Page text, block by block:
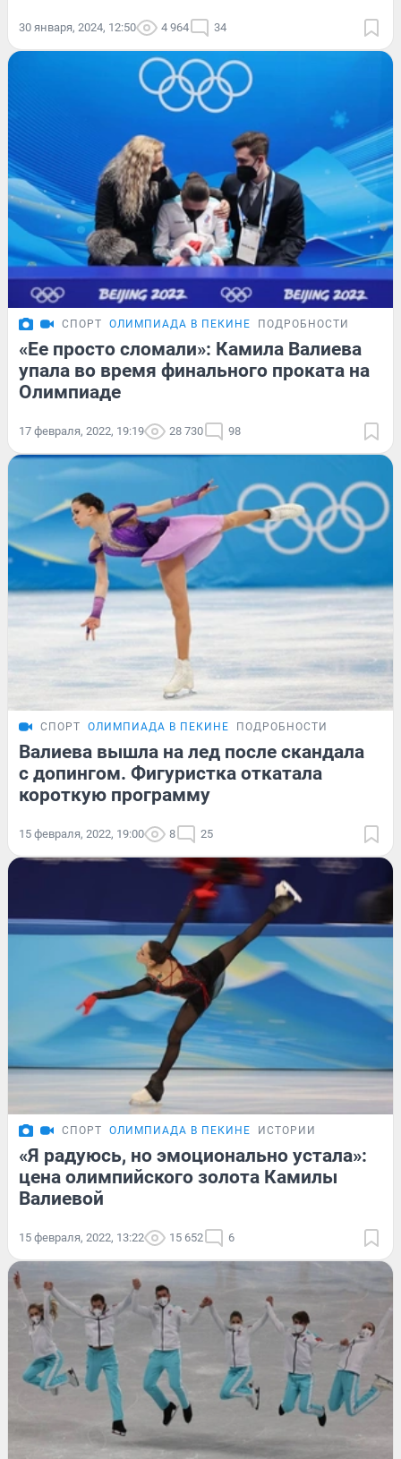
30 января, 2024, 12:50 4 964 34
СПОРТ ОЛИМПИАДА В ПЕКИНЕ ПОДРОБНОСТИ
«Ее просто сломали»: Камила Валиева
упала во время финального проката на
Олимпиаде
17 февраля, 2022, 19:19 28 730 98
СПОРТ ОЛИМПИАДА В ПЕКИНЕ ПОДРОБНОСТИ
Валиева вышла на лед после скандала
с допингом. Фигуристка откатала
короткую программу
15 февраля, 2022, 19:00 8 25
СПОРТ ОЛИМПИАДА В ПЕКИНЕ ИСТОРИИ
«Я радуюсь, но эмоционально устала»:
цена олимпийского золота Камилы
Валиевой
15 февраля, 2022, 13:22 15 652 6